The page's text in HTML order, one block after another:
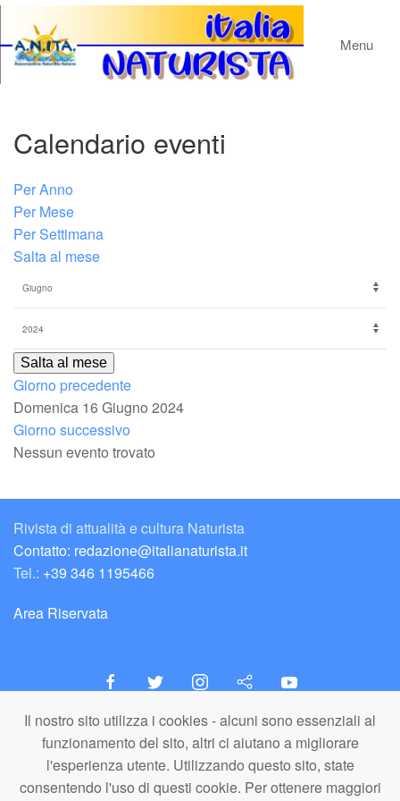
Il nostro sito utilizza i cookies - alcuni sono essenziali al
funzionamento del sito, altri ci aiutano a migliorare
l'esperienza utente. Utilizzando questo sito, state
consentendo l'uso di questi cookie. Per ottenere maggiori
Menu
Calendario eventi
Per Anno
Per Mese
Per Settimana
Salta al mese
Salta al mese
Giorno precedente
Domenica 16 Giugno 2024
Giorno successivo
Nessun evento trovato
Rivista di attualità e cultura Naturista
Contatto: redazione@italianaturista.it
Tel.: +39 346 1195466
Area Riservata
italiaNATURISTA
Editore e Redazione
A.N.ITA. Associazione Naturista Italiana (APS)
C.F. 80203710159